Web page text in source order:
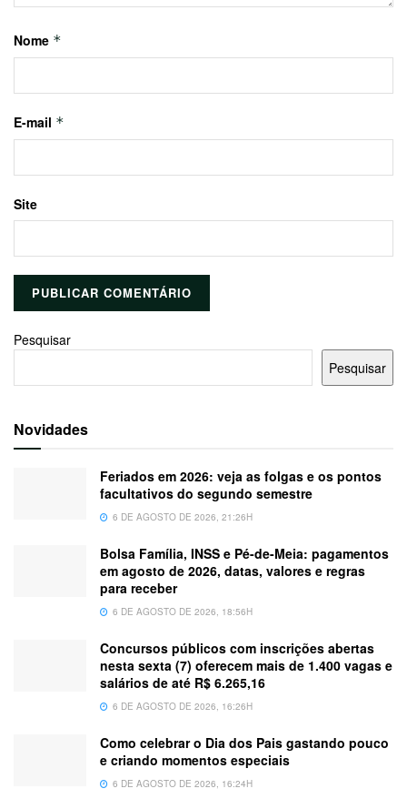
Nome *
E-mail *
Site
Pesquisar
Pesquisar
Novidades
Feriados em 2026: veja as folgas e os pontos
facultativos do segundo semestre
6 DE AGOSTO DE 2026, 21:26H
Bolsa Família, INSS e Pé-de-Meia: pagamentos
em agosto de 2026, datas, valores e regras
para receber
6 DE AGOSTO DE 2026, 18:56H
Concursos públicos com inscrições abertas
nesta sexta (7) oferecem mais de 1.400 vagas e
salários de até R$ 6.265,16
6 DE AGOSTO DE 2026, 16:26H
Como celebrar o Dia dos Pais gastando pouco
e criando momentos especiais
6 DE AGOSTO DE 2026, 16:24H